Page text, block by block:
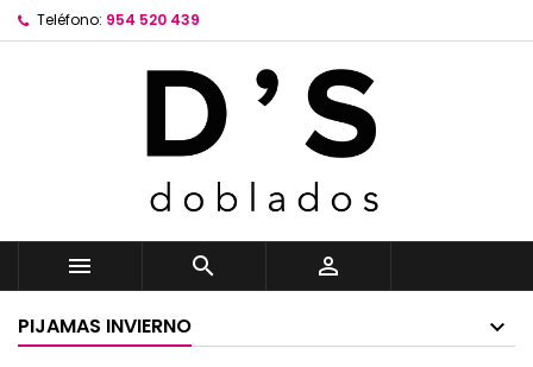
Teléfono: 954 520 439
  
PIJAMAS INVIERNO